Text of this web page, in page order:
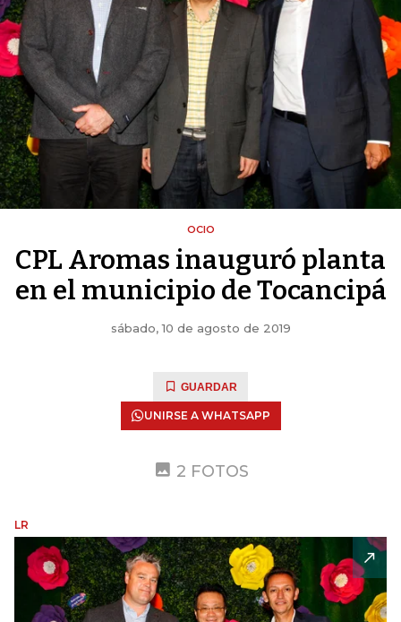
OCIO
CPL Aromas inauguró planta
en el municipio de Tocancipá
sábado, 10 de agosto de 2019
GUARDAR
UNIRSE A WHATSAPP
2 FOTOS
LR